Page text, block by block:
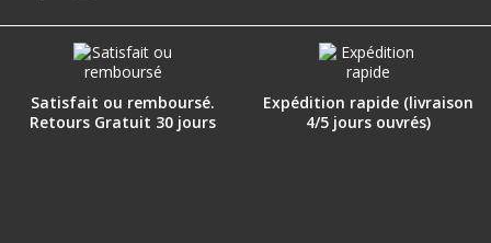
Satisfait ou remboursé.
Retours Gratuit 30 jours
Expédition rapide (livraison
4/5 jours ouvrés)